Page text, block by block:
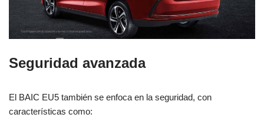
Seguridad avanzada
El BAIC EU5 también se enfoca en la seguridad, con
características como: